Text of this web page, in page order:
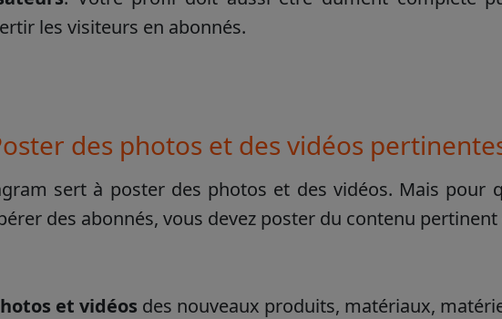
les visiteurs en abonnés.
des photos et des vidéos
sert à poster des photos et des vidéos. Mais pour
des abonnés, vous devez poster du contenu
et vidéos des nouveaux produits, matériaux,